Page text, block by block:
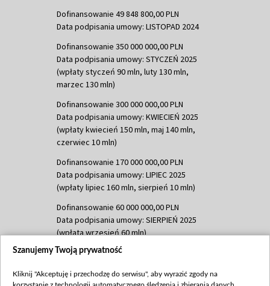
Dofinansowanie 49 848 800,00 PLN
Data podpisania umowy: LISTOPAD 2024
Dofinansowanie 350 000 000,00 PLN
Data podpisania umowy: STYCZEŃ 2025
(wpłaty styczeń 90 mln, luty 130 mln,
marzec 130 mln)
Dofinansowanie 300 000 000,00 PLN
Data podpisania umowy: KWIECIEŃ 2025
(wpłaty kwiecień 150 mln, maj 140 mln,
czerwiec 10 mln)
Dofinansowanie 170 000 000,00 PLN
Data podpisania umowy: LIPIEC 2025
(wpłaty lipiec 160 mln, sierpień 10 mln)
Dofinansowanie 60 000 000,00 PLN
Data podpisania umowy: SIERPIEŃ 2025
(wpłata wrzesień 60 mln)
Dofinansowanie 635 783 051,21 PLN
(wpłata wrzesień 100 mln, październik 350
Szanujemy Twoją prywatność
Kliknij "Akceptuję i przechodzę do serwisu", aby wyrazić zgody na